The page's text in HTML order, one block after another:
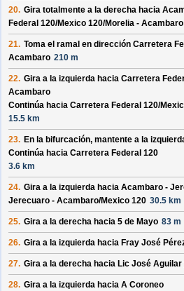
20. Gira totalmente a la derecha hacia
Federal 120/Mexico 120/Morelia - Acambaro
21. Toma el ramal en dirección Carretera
Acambaro 210 m
22. Gira a la izquierda hacia Carretera
Acambaro
Continúa hacia Carretera Federal 120/
15.5 km
23. En la bifurcación, mantente a la
Continúa hacia Carretera Federal 120
3.6 km
24. Gira a la izquierda hacia Acambaro -
Jerecuaro - Acambaro/Mexico 120 30.5 km
25. Gira a la derecha hacia 5 de Mayo 83 m
26. Gira a la izquierda hacia Fray José
27. Gira a la derecha hacia Lic José Aguilar
28. Gira a la izquierda hacia A Coroneo